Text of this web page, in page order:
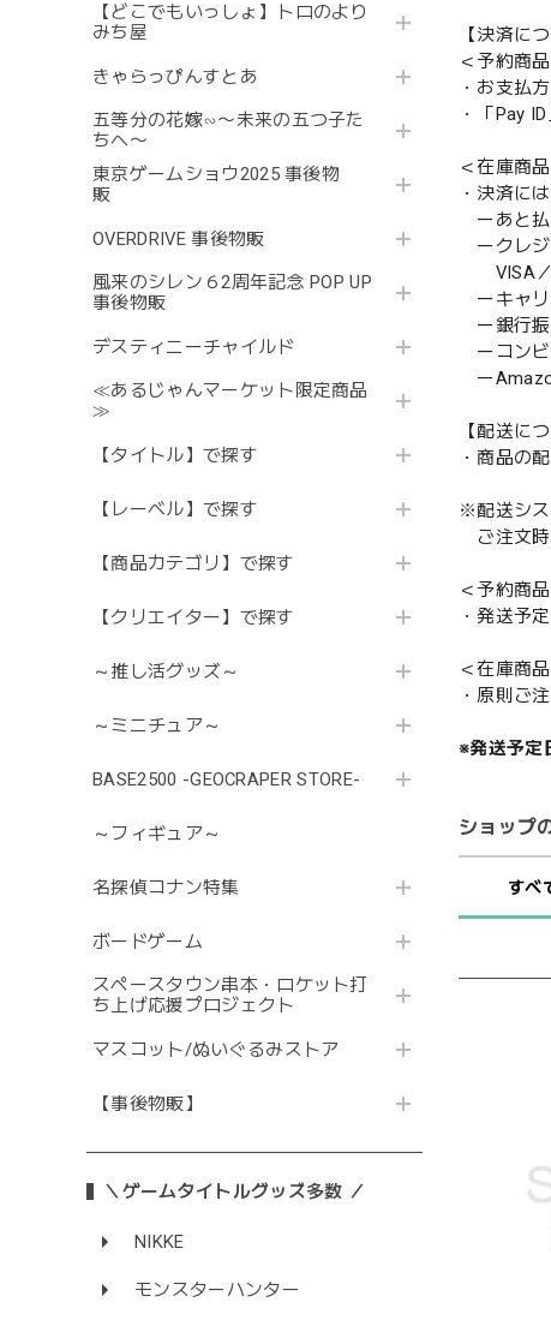
【どこでもいっしょ】トロのより
みち屋
きゃらっぴんすとあ
五等分の花嫁∽〜未来の五つ子た
ちへ〜
東京ゲームショウ2025 事後物
販
OVERDRIVE 事後物販
風来のシレン６2周年記念 POP UP
事後物販
デスティニーチャイルド
≪あるじゃんマーケット限定商品
≫
【タイトル】で探す
【レーベル】で探す
【商品カテゴリ】で探す
【クリエイター】で探す
～推し活グッズ～
～ミニチュア～
BASE2500 -GEOCRAPER STORE-
～フィギュア～
名探偵コナン特集
ボードゲーム
スペースタウン串本・ロケット打
ち上げ応援プロジェクト
マスコット/ぬいぐるみストア
【事後物販】
＼ゲームタイトルグッズ多数 ／
NIKKE
モンスターハンター
【決済に
＜予約商
・お支払
・「Pay
＜在庫商
・決済に
ーあと払
ークレジ
VISA／
ーキャ
ー銀行
ーコンビ
ー
【配送に
・商品の
※配送シス
ご注文時
＜予約商
・発送予
＜在庫商
・原則ご
※発送予定
ショップ
すべ